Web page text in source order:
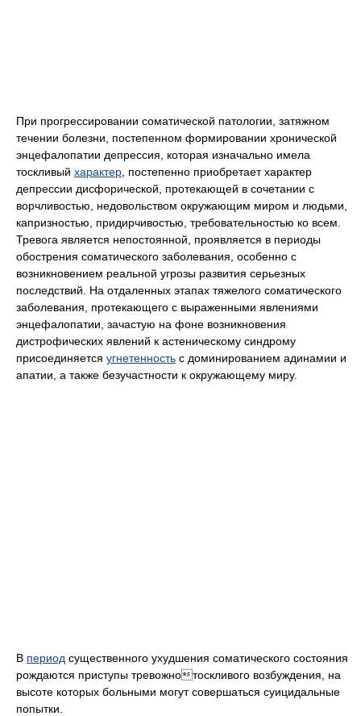
При прогрессировании соматической патологии, затяжном
течении болезни, постепенном формировании хронической
энцефалопатии депрессия, которая изначально имела
тоскливый характер , постепенно приобретает характер
депрессии дисфорической, протекающей в сочетании с
ворчливостью, недовольством окружающим миром и людьми,
капризностью, придирчивостью, требовательностью ко всем.
Тревога является непостоянной, проявляется в периоды
обострения соматического заболевания, особенно с
возникновением реальной угрозы развития серьезных
последствий. На отдаленных этапах тяжелого соматического
заболевания, протекающего с выраженными явлениями
энцефалопатии, зачастую на фоне возникновения
дистрофических явлений к астеническому синдрому
присоединяется угнетенность с доминированием адинамии и
апатии, а также безучастности к окружающему миру.
В период существенного ухудшения соматического состояния
рождаются приступы тревожнотоскливого возбуждения, на
высоте которых больными могут совершаться суицидальные
попытки.